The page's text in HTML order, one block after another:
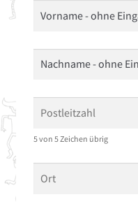
5 von 5 Zeichen übrig